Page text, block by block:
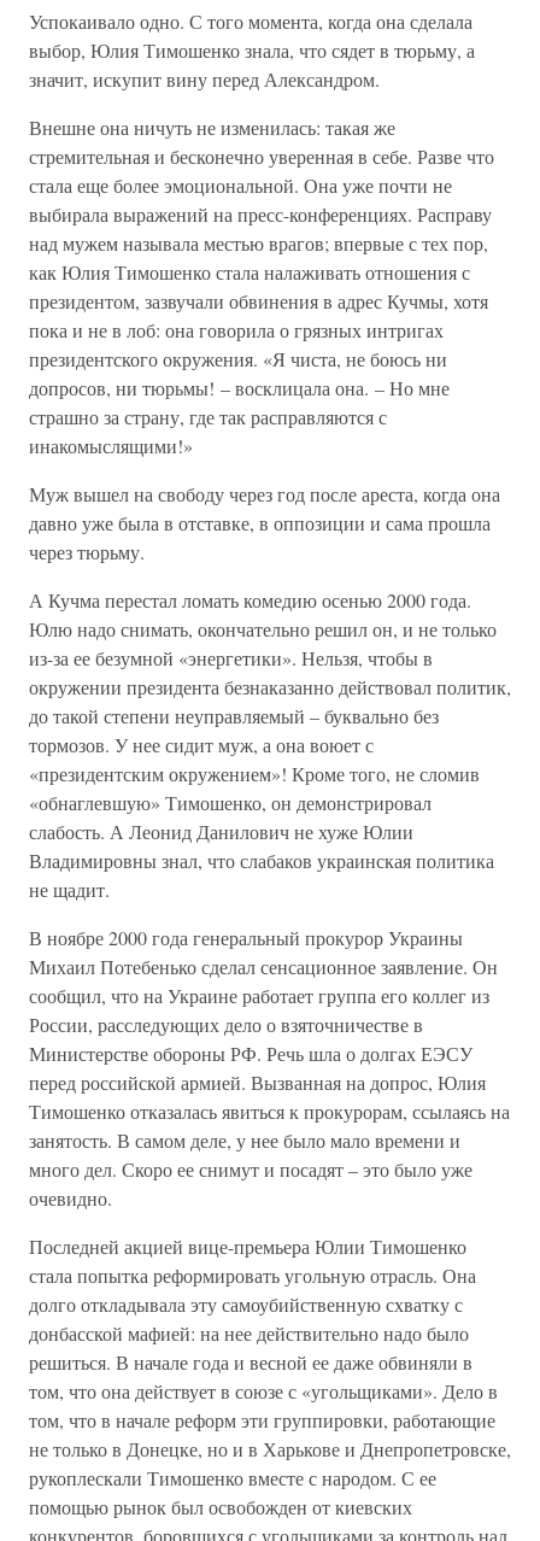
Успокаивало одно. С того момента, когда она сделала
выбор, Юлия Тимошенко знала, что сядет в тюрьму, а
значит, искупит вину перед Александром.
Внешне она ничуть не изменилась: такая же
стремительная и бесконечно уверенная в себе. Разве что
стала еще более эмоциональной. Она уже почти не
выбирала выражений на пресс-конференциях. Расправу
над мужем называла местью врагов; впервые с тех пор,
как Юлия Тимошенко стала налаживать отношения с
президентом, зазвучали обвинения в адрес Кучмы, хотя
пока и не в лоб: она говорила о грязных интригах
президентского окружения. «Я чиста, не боюсь ни
допросов, ни тюрьмы! – восклицала она. – Но мне
страшно за страну, где так расправляются с
инакомыслящими!»
Муж вышел на свободу через год после ареста, когда она
давно уже была в отставке, в оппозиции и сама прошла
через тюрьму.
А Кучма перестал ломать комедию осенью 2000 года.
Юлю надо снимать, окончательно решил он, и не только
из-за ее безумной «энергетики». Нельзя, чтобы в
окружении президента безнаказанно действовал политик,
до такой степени неуправляемый – буквально без
тормозов. У нее сидит муж, а она воюет с
«президентским окружением»! Кроме того, не сломив
«обнаглевшую» Тимошенко, он демонстрировал
слабость. А Леонид Данилович не хуже Юлии
Владимировны знал, что слабаков украинская политика
не щадит.
В ноябре 2000 года генеральный прокурор Украины
Михаил Потебенько сделал сенсационное заявление. Он
сообщил, что на Украине работает группа его коллег из
России, расследующих дело о взяточничестве в
Министерстве обороны РФ. Речь шла о долгах ЕЭСУ
перед российской армией. Вызванная на допрос, Юлия
Тимошенко отказалась явиться к прокурорам, ссылаясь на
занятость. В самом деле, у нее было мало времени и
много дел. Скоро ее снимут и посадят – это было уже
очевидно.
Последней акцией вице-премьера Юлии Тимошенко
стала попытка реформировать угольную отрасль. Она
долго откладывала эту самоубийственную схватку с
донбасской мафией: на нее действительно надо было
решиться. В начале года и весной ее даже обвиняли в
том, что она действует в союзе с «угольщиками». Дело в
том, что в начале реформ эти группировки, работающие
не только в Донецке, но и в Харькове и Днепропетровске,
рукоплескали Тимошенко вместе с народом. С ее
помощью рынок был освобожден от киевских
конкурентов, боровшихся с угольщиками за контроль над